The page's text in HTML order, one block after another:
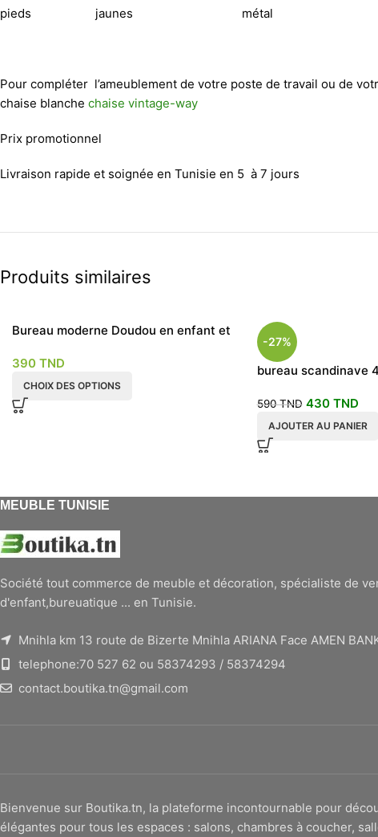
pieds jaunes métal
Pour compléter l’ameublement de votre poste de travail ou de
chaise blanche chaise vintage-way
Prix promotionnel
Livraison rapide et soignée en Tunisie en 5 à 7 jours
Produits similaires
Bureau moderne Doudou en enfant et
390 TND
CHOIX DES OPTIONS
-27%
bureau scandinave
590TND 430 TND
AJOUTER AU PANIER
MEUBLE TUNISIE
Société tout commerce de meuble et décoration, spécialiste de
d'enfant,bureuatique ... en Tunisie.
Mnihla km 13 route de Bizerte Mnihla ARIANA Face AMEN
telephone:70 527 62 ou 58374293 / 58374294
contact.boutika.tn@gmail.com
Bienvenue sur Boutika.tn, la plateforme incontournable pour
élégantes pour tous les espaces : salons, chambres à coucher,